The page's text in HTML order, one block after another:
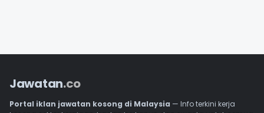
Jawatan.co
Portal iklan jawatan kosong di Malaysia — Info terkini kerja